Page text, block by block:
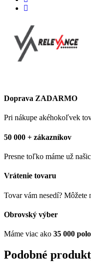
Doprava ZADARMO
Pri nákupe akéhokoľvek
50 000 + zákazníkov
Presne toľko máme už
Vrátenie tovaru
Tovar vám nesedí? Môžete
Obrovský výber
Máme viac ako 35 000
Podobné